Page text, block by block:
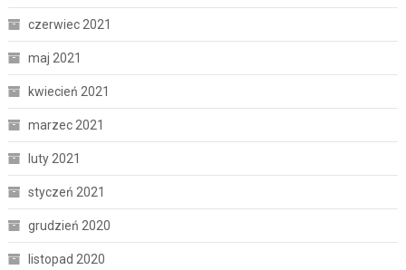
czerwiec 2021
maj 2021
kwiecień 2021
marzec 2021
luty 2021
styczeń 2021
grudzień 2020
listopad 2020